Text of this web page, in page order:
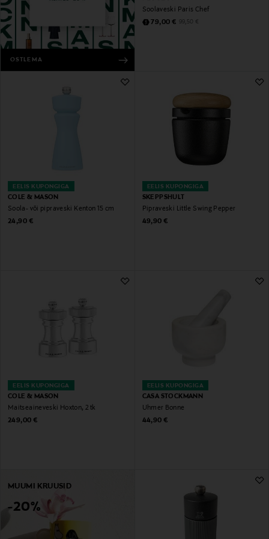
OSTLEMA
Soolaveski Paris Chef
Discounted Price
79,00 € Original Price
99,50 €
EELIS KUPONGIGA
COLE & MASON
Soola- või pipraveski Kenton 15 cm
Original Price
24,90 €
EELIS KUPONGIGA
SKEPPSHULT
Pipraveski Little Swing Pepper
Original Price
49,90 €
EELIS KUPONGIGA
COLE & MASON
Maitseaineveski Hoxton, 2 tk
Original Price
249,00 €
EELIS KUPONGIGA
CASA STOCKMANN
Uhmer Bonne
Original Price
44,90 €
MUUMI KRUUSID
-20%